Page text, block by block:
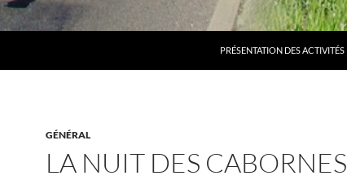
PRÉSENTATION DES ACTIVITÉS
GÉNÉRAL
LA NUIT DES CABORNES